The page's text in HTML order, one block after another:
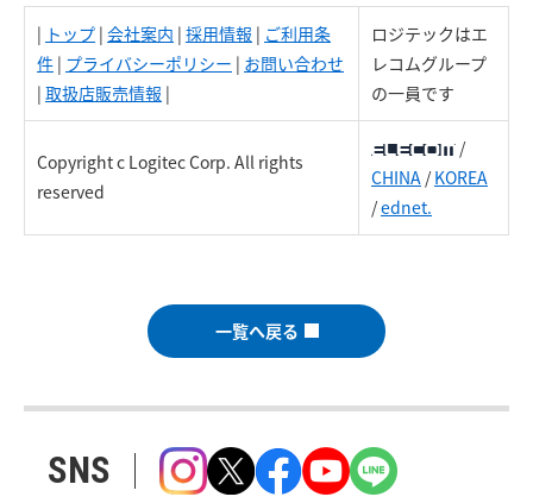
| トップ | 会社案内 | 採用情報 | ご利用条
件 | プライバシーポリシー | お問い合わせ
| 取扱店販売情報 |
ロジテックはエ
レコムグループ
の一員です
Copyright c Logitec Corp. All rights
reserved
/
CHINA /KOREA
/ednet.
一覧へ戻る
SNS